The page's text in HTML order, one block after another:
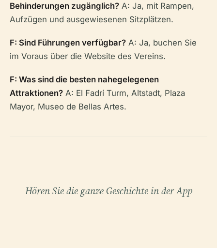
Behinderungen zugänglich? A: Ja, mit Rampen,
Aufzügen und ausgewiesenen Sitzplätzen.
F: Sind Führungen verfügbar? A: Ja, buchen Sie
im Voraus über die Website des Vereins.
F: Was sind die besten nahegelegenen
Attraktionen? A: El Fadrí Turm, Altstadt, Plaza
Mayor, Museo de Bellas Artes.
Hören Sie die ganze Geschichte in der App